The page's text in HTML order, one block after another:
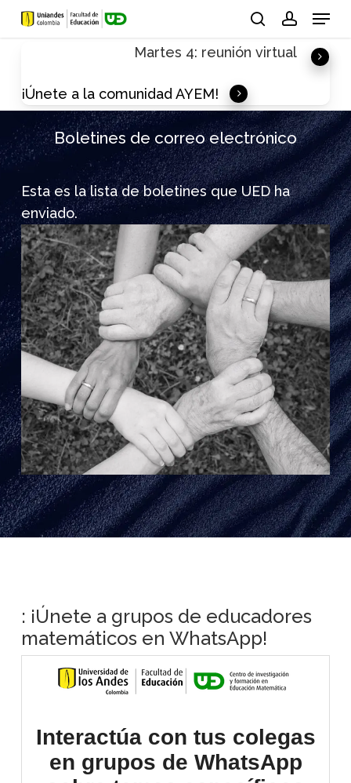
Skip
Menu
Martes 4: reunión virtual
¡Únete a la comunidad AYEM!
Boletines de correo electrónico
Esta es la lista de boletines que UED ha
enviado.
: ¡Únete a grupos de educadores
matemáticos en WhatsApp!